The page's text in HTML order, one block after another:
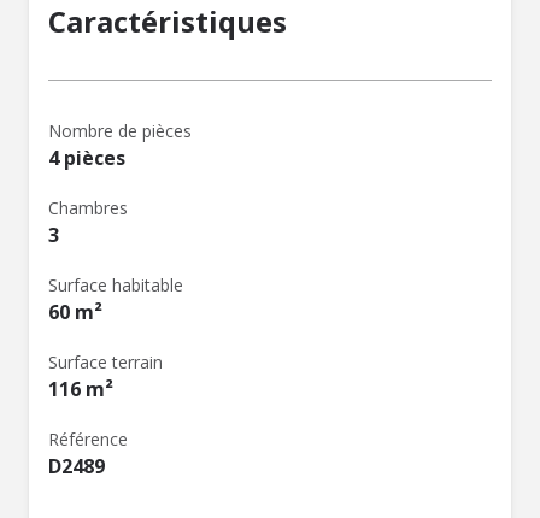
Caractéristiques
Nombre de pièces
4 pièces
Chambres
3
Surface habitable
60 m²
Surface terrain
116 m²
Référence
D2489